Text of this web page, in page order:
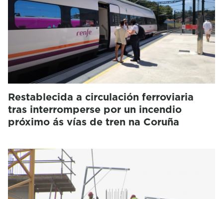
Restablecida a circulación ferroviaria
tras interromperse por un incendio
próximo ás vías de tren na Coruña